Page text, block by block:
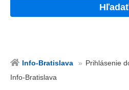
Info-Bratislava
Prihlásenie
Info-Bratislava